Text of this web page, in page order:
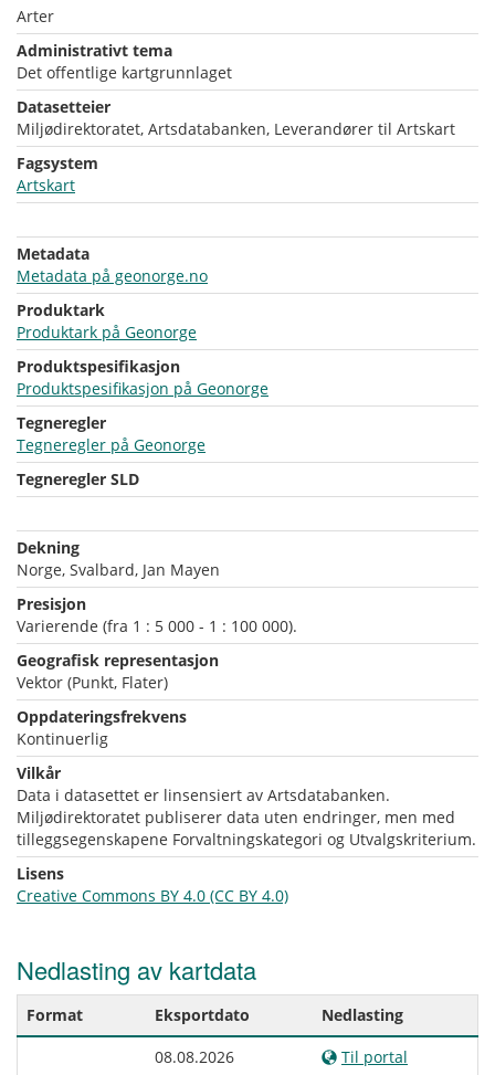
Arter
Administrativt tema
Det offentlige kartgrunnlaget
Datasetteier
Miljødirektoratet, Artsdatabanken, Leverandører til Artskart
Fagsystem
Artskart
Metadata
Metadata på geonorge.no
Produktark
Produktark på Geonorge
Produktspesifikasjon
Produktspesifikasjon på Geonorge
Tegneregler
Tegneregler på Geonorge
Tegneregler SLD
Dekning
Norge, Svalbard, Jan Mayen
Presisjon
Varierende (fra 1 : 5 000 - 1 : 100 000).
Geografisk representasjon
Vektor (Punkt, Flater)
Oppdateringsfrekvens
Kontinuerlig
Vilkår
Data i datasettet er linsensiert av Artsdatabanken.
Miljødirektoratet publiserer data uten endringer, men med
tilleggsegenskapene Forvaltningskategori og Utvalgskriterium.
Lisens
Creative Commons BY 4.0 (CC BY 4.0)
Nedlasting av kartdata
Format Eksportdato
Nedlasting
08.08.2026
Til portal